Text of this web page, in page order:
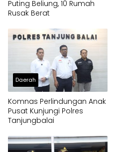
Puting Beliung, 10 Rumah
Rusak Berat
Daerah
Komnas Perlindungan Anak
Pusat Kunjungi Polres
Tanjungbalai